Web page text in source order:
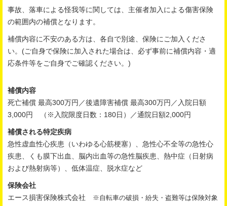
事故、落車による怪我等に関しては、主催者加入による傷害保険
の範囲内の補償となります。
補償内容に不安のある方は、各自で別途、保険にご加入くださ
い。(ご自身で保険に加入された場合は、必ず事前に補償内容・適
応条件等をご自身でご確認ください。)
補償内容
死亡補償 最高300万円／後遺障害補償 最高300万円／入院日額
3,000円 （※入院限度日数：180日）／通院日額2,000円
補償される特定疾病
急性虚血性心疾患（いわゆる心筋梗塞）、急性心不全等の急性心
疾患、くも膜下出血、脳内出血等の急性脳疾患、熱中症（日射病
および熱射病等）、低体温症、脱水症など
保険会社
エース損害保険株式会社
※自転車の破損・紛失・盗難等は保険対象